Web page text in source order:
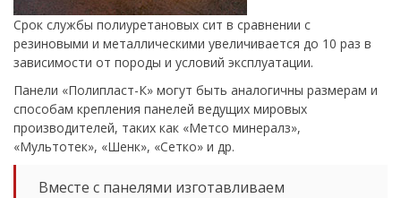
Срок службы полиуретановых сит в сравнении с
резиновыми и металлическими увеличивается до 10 раз в
зависимости от породы и условий эксплуатации.
Панели «Полипласт-К» могут быть аналогичны размерам и
способам крепления панелей ведущих мировых
производителей, таких как «Метсо минералз»,
«Мультотек», «Шенк», «Сетко» и др.
Вместе с панелями изготавливаем